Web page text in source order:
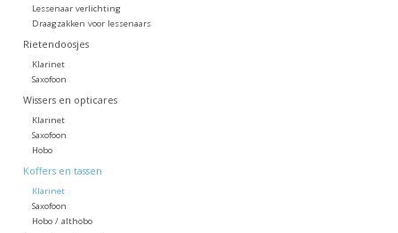
Lessenaar verlichting
Draagzakken voor lessenaars
Rietendoosjes
Klarinet
Saxofoon
Wissers en opticares
Klarinet
Saxofoon
Hobo
Koffers en tassen
Klarinet
Saxofoon
Hobo / althobo